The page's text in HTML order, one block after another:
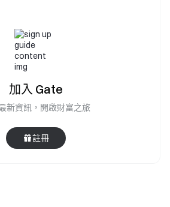
加入 Gate
新資訊，開啟財富之旅
註冊